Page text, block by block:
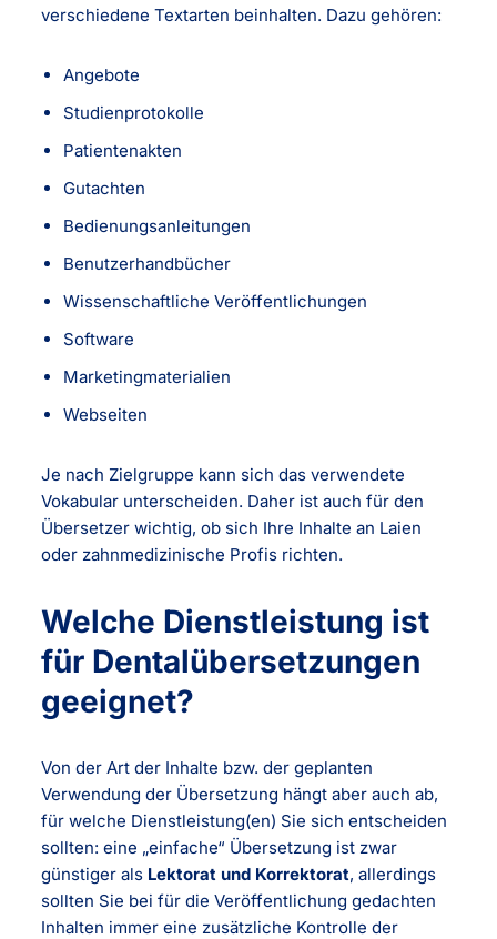
verschiedene Textarten beinhalten. Dazu gehören:
Angebote
Studienprotokolle
Patientenakten
Gutachten
Bedienungsanleitungen
Benutzerhandbücher
Wissenschaftliche Veröffentlichungen
Software
Marketingmaterialien
Webseiten
Je nach Zielgruppe kann sich das verwendete
Vokabular unterscheiden. Daher ist auch für den
Übersetzer wichtig, ob sich Ihre Inhalte an Laien
oder zahnmedizinische Profis richten.
Welche Dienstleistung ist
für Dentalübersetzungen
geeignet?
Von der Art der Inhalte bzw. der geplanten
Verwendung der Übersetzung hängt aber auch ab,
für welche Dienstleistung(en) Sie sich entscheiden
sollten: eine „einfache“ Übersetzung ist zwar
günstiger als Lektorat und Korrektorat, allerdings
sollten Sie bei für die Veröffentlichung gedachten
Inhalten immer eine zusätzliche Kontrolle der